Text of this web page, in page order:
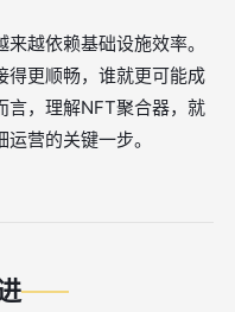
越依赖基础设施效率。
得更顺畅，谁就更可能成
言，理解NFT聚合器，就
营的关键一步。